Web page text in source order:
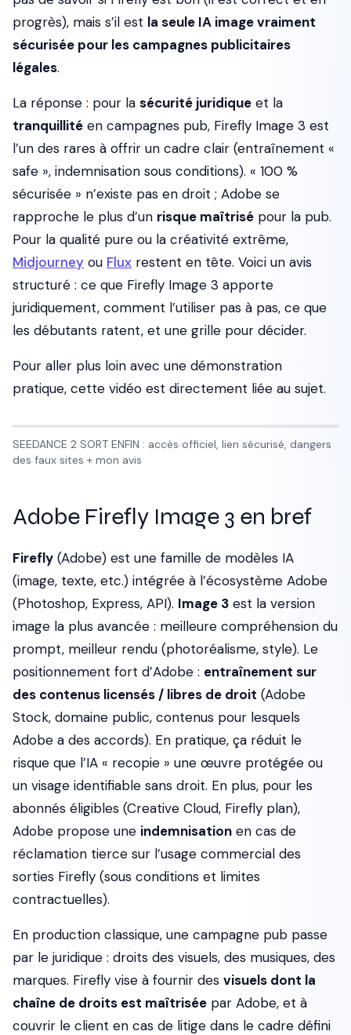
progrès), mais s’il est la seule IA image vraiment
sécurisée pour les campagnes publicitaires
légales.
La réponse : pour la sécurité juridique et la
tranquillité en campagnes pub, Firefly Image 3 est
l’un des rares à offrir un cadre clair (entraînement «
safe », indemnisation sous conditions). « 100 %
sécurisée » n’existe pas en droit ; Adobe se
rapproche le plus d’un risque maîtrisé pour la pub.
Pour la qualité pure ou la créativité extrême,
Midjourney ou Flux restent en tête. Voici un avis
structuré : ce que Firefly Image 3 apporte
juridiquement, comment l’utiliser pas à pas, ce que
les débutants ratent, et une grille pour décider.
Pour aller plus loin avec une démonstration
pratique, cette vidéo est directement liée au sujet.
SEEDANCE 2 SORT ENFIN : accès officiel, lien sécurisé, dangers
des faux sites + mon avis
Adobe Firefly Image 3 en bref
Firefly (Adobe) est une famille de modèles IA
(image, texte, etc.) intégrée à l’écosystème Adobe
(Photoshop, Express, API). Image 3 est la version
image la plus avancée : meilleure compréhension du
prompt, meilleur rendu (photoréalisme, style). Le
positionnement fort d’Adobe : entraînement sur
des contenus licensés / libres de droit (Adobe
Stock, domaine public, contenus pour lesquels
Adobe a des accords). En pratique, ça réduit le
risque que l’IA « recopie » une œuvre protégée ou
un visage identifiable sans droit. En plus, pour les
abonnés éligibles (Creative Cloud, Firefly plan),
Adobe propose une indemnisation en cas de
réclamation tierce sur l’usage commercial des
sorties Firefly (sous conditions et limites
contractuelles).
En production classique, une campagne pub passe
par le juridique : droits des visuels, des musiques, des
marques. Firefly vise à fournir des visuels dont la
chaîne de droits est maîtrisée par Adobe, et à
couvrir le client en cas de litige dans le cadre défini